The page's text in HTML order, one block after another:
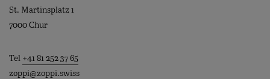
St. Martinsplatz 1
7000 Chur
Tel +41 81 252 37 65
zoppi@zoppi.swiss